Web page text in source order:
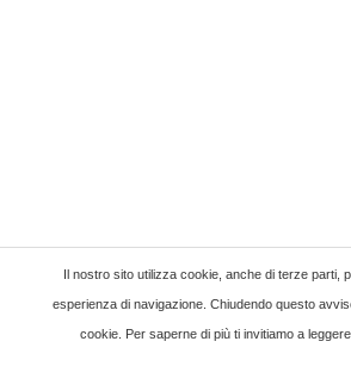
Il nostro sito utilizza cookie, anche di terze parti,
esperienza di navigazione. Chiudendo questo
cookie. Per saperne di più ti invitiamo a